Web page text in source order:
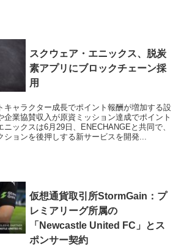
スクウェア・エニックス、脱炭
素アプリにブロックチェーン採
用
キャラクター成長でポイント報酬が増加する設
企業協賛収入が原資ミッション達成でポイント
ックスは6月29日、ENECHANGEと共同で、
ションを後押しする新サービスを開発...
仮想通貨取引所StormGain：プ
レミアリーグ所属の
「Newcastle United FC」とス
ポンサー契約